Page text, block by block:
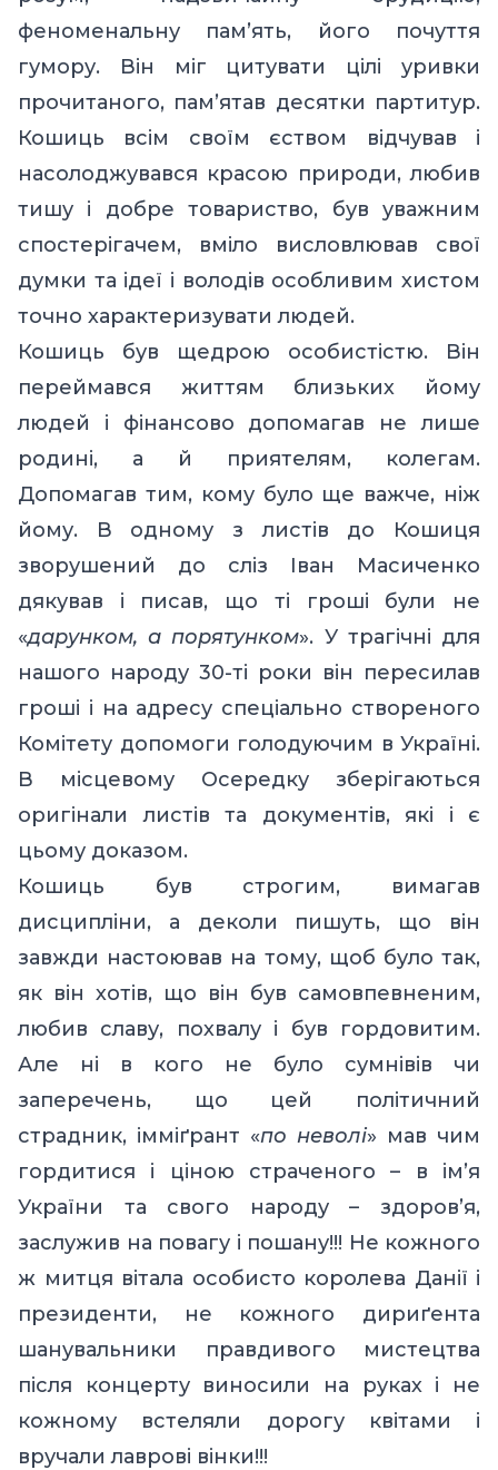
феноменальну пам’ять, його почуття
гумору. Він міг цитувати цілі уривки
прочитаного, пам’ятав десятки партитур.
Кошиць всім своїм єством відчував і
насолоджувався красою природи, любив
тишу і добре товариство, був уважним
спостерігачем, вміло висловлював свої
думки та ідеї і володів особливим хистом
точно характеризувати людей.
Кошиць був щедрою особистістю. Він
переймався життям близьких йому
людей і фінансово допомагав не лише
родині, а й приятелям, колегам.
Допомагав тим, кому було ще важче, ніж
йому. В одному з листів до Кошиця
зворушений до сліз Іван Масиченко
дякував і писав, що ті гроші були не
«дарунком, а порятунком». У трагічні для
нашого народу 30-ті роки він пересилав
гроші і на адресу спеціально створеного
Комітету допомоги голодуючим в Україні.
В місцевому Осередку зберігаються
оригінали листів та документів, які і є
цьому доказом.
Кошиць був строгим, вимагав
дисципліни, а деколи пишуть, що він
завжди настоював на тому, щоб було так,
як він хотів, що він був самовпевненим,
любив славу, похвалу і був гордовитим.
Але ні в кого не було сумнівів чи
заперечень, що цей політичний
страдник, імміґрант «по неволі» мав чим
гордитися і ціною страченого – в ім’я
України та свого народу – здоров’я,
заслужив на повагу і пошану!!! Не кожного
ж митця вітала особисто королева Данії і
президенти, не кожного дириґента
шанувальники правдивого мистецтва
після концерту виносили на руках і не
кожному встеляли дорогу квітами і
вручали лаврові вінки!!!